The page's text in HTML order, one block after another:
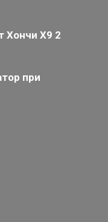
Хончи Х9 2
при